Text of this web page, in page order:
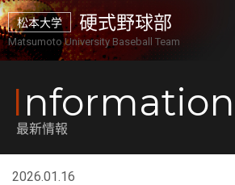
松本大学 硬式野球部
Matsumoto University Baseball Team
Information
最新情報
2026.01.16